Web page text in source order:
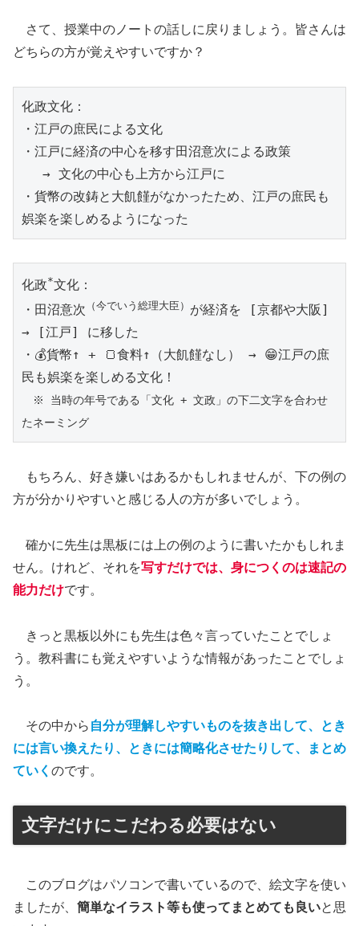
さて、授業中のノートの話しに戻りましょう。皆さんは
どちらの方が覚えやすいですか？
化政文化：
・江戸の庶民による文化
・江戸に経済の中心を移す田沼意次による政策
→ 文化の中心も上方から江戸に
・貨幣の改鋳と大飢饉がなかったため、江戸の庶民も
娯楽を楽しめるようになった
化政*文化：
・田沼意次 （今でいう総理大臣） が経済を [京都や大阪]
→ [江戸] に移した
・💰貨幣↑ + 🍞食料↑（大飢饉なし） → 😁江戸の庶
※ 当時の年号である「文化 + 文政」の下二文字を合わせ
たネーミング
もちろん、好き嫌いはあるかもしれませんが、下の例の
方が分かりやすいと感じる人の方が多いでしょう。
確かに先生は黒板には上の例のように書いたかもしれま
せん。けれど、それを写すだけでは、身につくのは速記の
能力だけです。
きっと黒板以外にも先生は色々言っていたことでしょ
う。教科書にも覚えやすいような情報があったことでしょ
う。
その中から 自分が理解しやすいものを抜き出して、とき
には言い換えたり、ときには簡略化させたりして、まとめ
ていく のです。
文字だけにこだわる必要はない
このブログはパソコンで書いているので、絵文字を使い
ましたが、 簡単なイラスト等も使ってまとめても良いと思